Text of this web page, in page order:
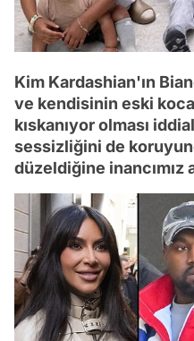
Kim Kardashian'ın
ve kendisinin eski
kıskanıyor olması
sessizliğini de
düzeldiğine inancımız